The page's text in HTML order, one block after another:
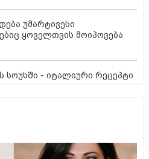
უმარტივესი
ყოველთვის მოიპოვება
სოუსში - იტალიური რეცეპტი